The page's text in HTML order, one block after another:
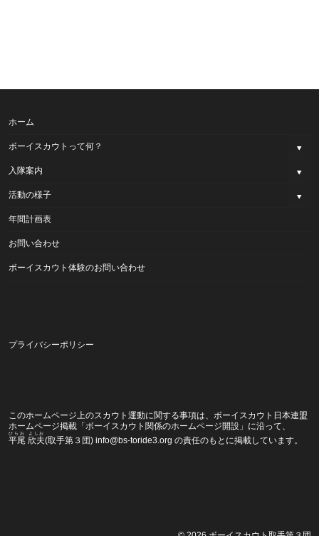
ホーム
ボーイスカウトって何？
入隊案内
活動の様子
年間計画表
お問い合わせ
ボーイスカウト体験のお問い合わせ
プライバシーポリシー
このホームページ上のスカウト運動に関する事項は、ボーイスカウト日本連盟
ホームページ掲載「ボーイスカウト関係のホームページ開設」 に沿って、
平尾 欣夫
ひらお よしお
(取手第３団) info@bs-toride3.org の責任のもとに掲載しています。